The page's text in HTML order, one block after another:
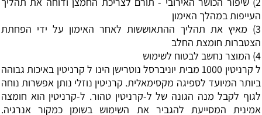
העייפות במהלך האימון
3) מאיץ את תהליך ההתאוששות לאחר האימון על ידי הפחתת
הצטברות חומצת החלב
4) המוצר נחשב לבטוח לשימוש
ל קרניטין 1000 מבית יוניברסל נוטרישן הינו ל קרניטין באיכות גבוהה
ביותר המיועד לספיגה מקסימאלית. קרניטין נוזלי נותן אפשרות נוחה
לגוף לקבל מנה הגונה של ל-קרניטין טהור. ל-קרניטין הוא חומצה
אמינית המסייעת להגביר את השימוש בשומן כמקור אנרגיה.